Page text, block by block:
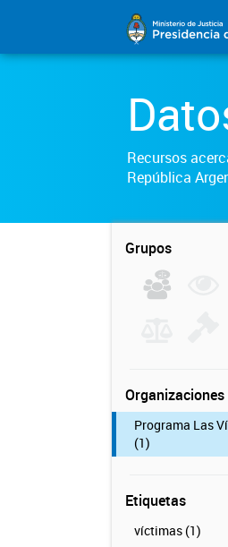
Recursos
República
Grupos
Organizaciones
Programa Las
(1)
Etiquetas
víctimas (1)